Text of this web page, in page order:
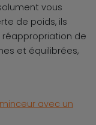
vous
de poids, ils
de
et équilibrées,
avec un